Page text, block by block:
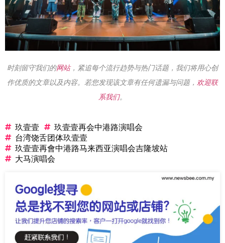
时刻留守我们的网站，紧追每个流行趋势与热门话题，我们将用心创
作优质的文章以及内容。若您发现该文章有任何遗漏与问题， 欢迎联
系我们。
玖壹壹
玖壹壹再会中港路演唱会
台湾饶舌团体玖壹壹
玖壹壹再會中港路马来西亚演唱会吉隆坡站
大马演唱会